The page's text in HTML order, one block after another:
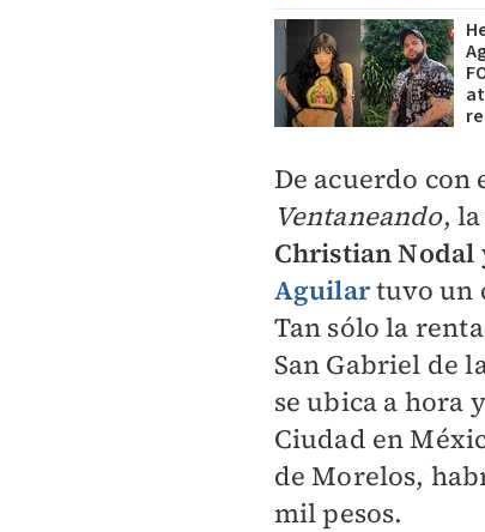
De acuerdo con
Ventaneando,
Christian
Aguilartuvo un
Tan sólo la
San Gabriel de
se ubica a hora
Ciudad en
de Morelos,
mil pesos.